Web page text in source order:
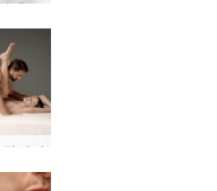
Sali와 Quin의 호텔 섹스
타지